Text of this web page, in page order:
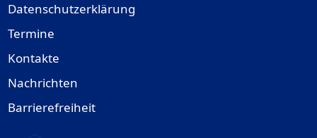
Datenschutzerklärung
Termine
Kontakte
Nachrichten
Barrierefreiheit